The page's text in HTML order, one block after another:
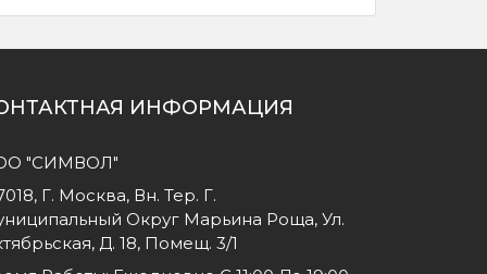
ИНФОРМАЦИЯ
"СИМВОЛ"
Г. Москва, Вн. Тер. Г.
Округ Марьина Роща, Ул.
Д. 18, Помещ. 3/1